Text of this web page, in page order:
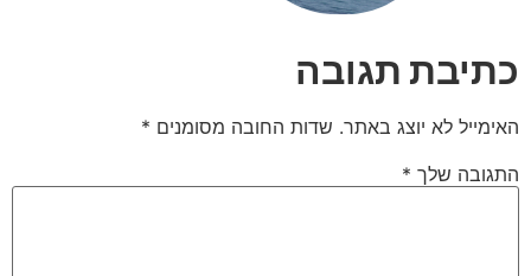
כתיבת תגובה
האימייל לא יוצג באתר. שדות החובה מסומנים *
התגובה שלך *